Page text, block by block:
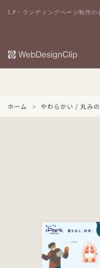
LP・ランディングページ制作の
ホーム やわらかい / 丸み